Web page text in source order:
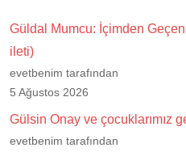
Güldal Mumcu: İçimden
ileti)
evetbenim tarafından
5 Ağustos 2026
Gülsin Onay ve çocuklarımız
evetbenim tarafından